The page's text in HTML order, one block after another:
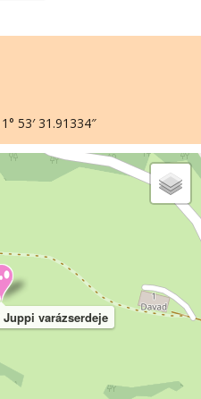
53′ 31.91334″
varázserdeje